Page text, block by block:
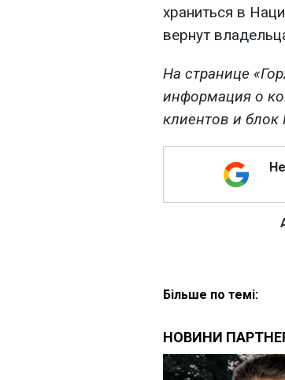
храниться в
вернут
На странице
информация о
клиентов и блок
Більше по темі: